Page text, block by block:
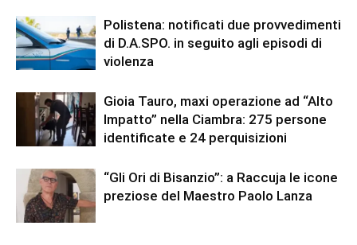
Polistena: notificati due provvedimenti
di D.A.SPO. in seguito agli episodi di
violenza
Gioia Tauro, maxi operazione ad “Alto
Impatto” nella Ciambra: 275 persone
identificate e 24 perquisizioni
“Gli Ori di Bisanzio”: a Raccuja le icone
preziose del Maestro Paolo Lanza